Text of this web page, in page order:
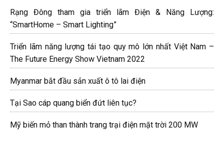
Rạng Đông tham gia triển lãm Điện & Năng Lượng:
“SmartHome – Smart Lighting”
Triển lãm năng lượng tái tạo quy mô lớn nhất Việt Nam –
The Future Energy Show Vietnam 2022
Myanmar bắt đầu sản xuất ô tô lai điện
Tại Sao cáp quang biển đứt liên tục?
Mỹ biến mỏ than thành trang trại điện mặt trời 200 MW